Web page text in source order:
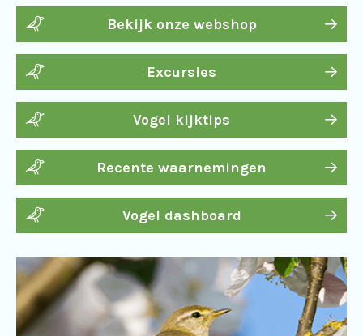
Bekijk onze webshop
Excursies
Vogel kijktips
Recente waarnemingen
Vogel dashboard